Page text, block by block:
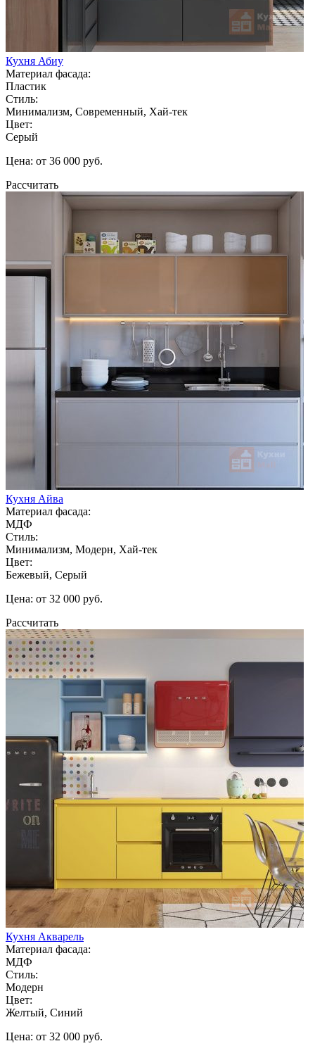
Кухня Абиу
Материал фасада:
Пластик
Стиль:
Минимализм, Современный, Хай-тек
Цвет:
Серый
Цена: от 36 000 руб.
Рассчитать
Кухня Айва
Материал фасада:
МДФ
Стиль:
Минимализм, Модерн, Хай-тек
Цвет:
Бежевый, Серый
Цена: от 32 000 руб.
Рассчитать
Кухня Акварель
Материал фасада:
МДФ
Стиль:
Модерн
Цвет:
Желтый, Синий
Цена: от 32 000 руб.